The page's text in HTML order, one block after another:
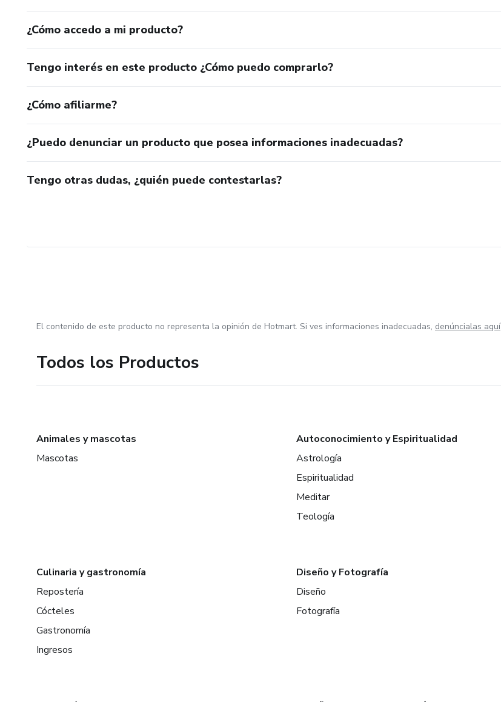
¿Cómo accedo a mi producto?
Tengo interés en este producto ¿Cómo puedo comprarlo?
¿Cómo afiliarme?
¿Puedo denunciar un producto que posea informaciones inadecuadas?
Tengo otras dudas, ¿quién puede contestarlas?
El contenido de este producto no representa la opinión de Hotmart. Si ves informaciones inadecuadas, denúncialas aquí
Todos los Productos
Animales y mascotas
Mascotas
Autoconocimiento y Espiritualidad
Astrología
Espiritualidad
Meditar
Teología
Culinaria y gastronomía
Repostería
Cócteles
Gastronomía
Ingresos
Diseño y Fotografía
Diseño
Fotografía